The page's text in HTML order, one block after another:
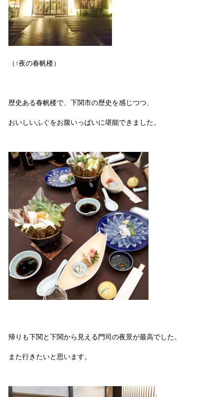
（↑夜の春帆楼）
歴史ある春帆楼で、下関市の歴史を感じつつ、
おいしいふぐをお腹いっぱいに堪能できました。
帰りも下関と下関から見える門司の夜景が最高でした。
また行きたいと思います。